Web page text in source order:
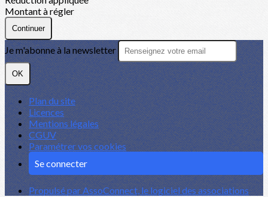
Montant à régler
Continuer
Je m'abonne à la newsletter
OK
Plan du site
Licences
Mentions légales
CGUV
Paramétrer vos cookies
Se connecter
Propulsé par AssoConnect, le logiciel des associations